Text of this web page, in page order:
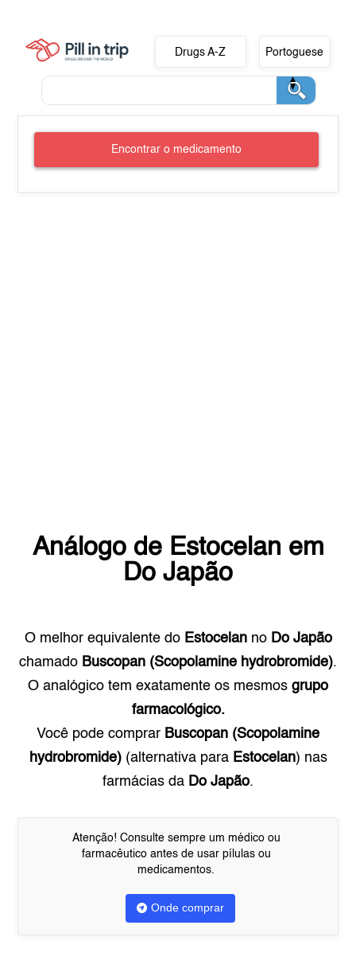
Drugs A-Z Portoguese
Encontrar o medicamento
Análogo de Estocelan em
Do Japão
O melhor equivalente do Estocelanno Do Japão
chamado Buscopan (Scopolamine hydrobromide).
O analógico tem exatamente os mesmos grupo
farmacológico.
Você pode comprar Buscopan (Scopolamine
hydrobromide)(alternativa para Estocelan) nas
farmácias da Do Japão.
Atenção! Consulte sempre um médico ou
farmacêutico antes de usar pílulas ou
medicamentos.
Onde comprar